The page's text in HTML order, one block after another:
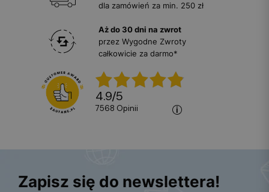
dla zamówień za min. 250 zł
Aż do 30 dni na zwrot
przez Wygodne Zwroty
całkowicie za darmo*
4.9/5
7568 opinii
Zapisz się do newslettera!